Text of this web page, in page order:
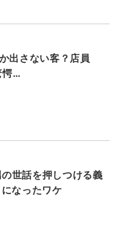
出さない客？店員
愕…
世話を押しつける義
なったワケ